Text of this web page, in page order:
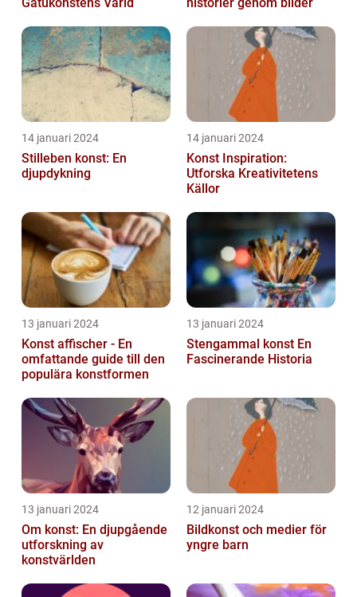
14 januari 2024
Stilleben konst: En
djupdykning
14 januari 2024
Konst Inspiration:
Utforska Kreativitetens
Källor
13 januari 2024
Konst affischer - En
omfattande guide till den
populära konstformen
13 januari 2024
Stengammal konst En
Fascinerande Historia
13 januari 2024
Om konst: En djupgående
utforskning av
konstvärlden
12 januari 2024
Bildkonst och medier för
yngre barn